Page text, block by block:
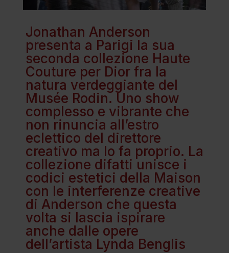
Jonathan Anderson
presenta a Parigi la sua
seconda collezione Haute
Couture per Dior fra la
natura verdeggiante del
Musée Rodin. Uno show
complesso e vibrante che
non rinuncia all’estro
eclettico del direttore
creativo ma lo fa proprio. La
collezione difatti unisce i
codici estetici della Maison
con le interferenze creative
di Anderson che questa
volta si lascia ispirare
anche dalle opere
dell’artista Lynda Benglis